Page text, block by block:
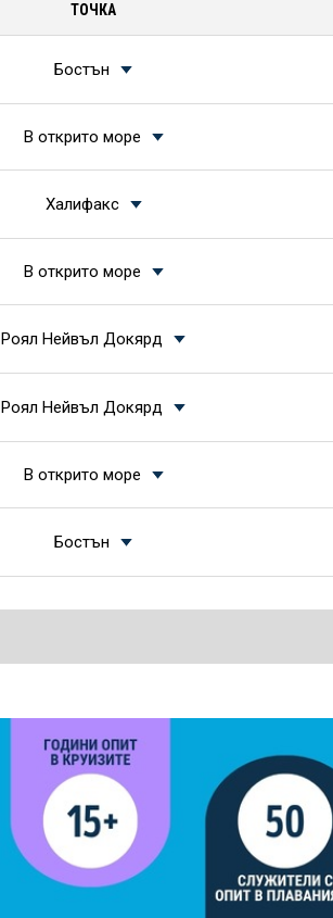
ТОЧКА
Бостън
В открито море
Халифакс
В открито море
Роял Нейвъл Докярд
Роял Нейвъл Докярд
В открито море
Бостън